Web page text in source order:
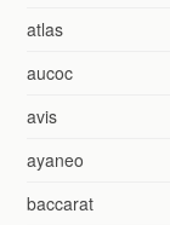
atlas
aucoc
avis
ayaneo
baccarat